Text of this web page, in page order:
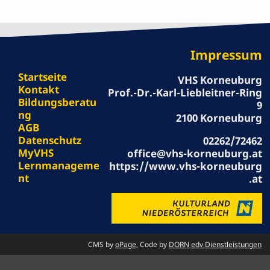
Startseite
Kontakt
Bildungsberatu
ng
AGB
Datenschutz
MyVHS
Lernmanageme
nt
Impressum
VHS Korneuburg
Prof.-Dr.-Karl-Liebleitner-Ring
9
2100 Korneuburg
02262/72462
office@vhs-korneuburg.at
https://www.vhs-korneuburg
.at
CMS byoPage, Code by DORN edv Dienstleistungen